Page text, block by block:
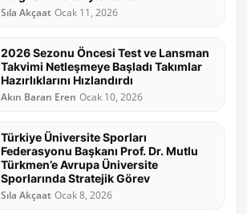
Sıla Akçaat Ocak 11, 2026
2026 Sezonu Öncesi Test ve Lansman
Takvimi Netleşmeye Başladı Takımlar
Hazırlıklarını Hızlandırdı
Akın Baran Eren Ocak 10, 2026
Türkiye Üniversite Sporları
Federasyonu Başkanı Prof. Dr. Mutlu
Türkmen’e Avrupa Üniversite
Sporlarında Stratejik Görev
Sıla Akçaat Ocak 8, 2026